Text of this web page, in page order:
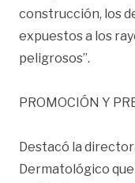
construcción, los
expuestos a los
peligrosos”.
PROMOCIÓN Y
Destacó la
Dermatológico